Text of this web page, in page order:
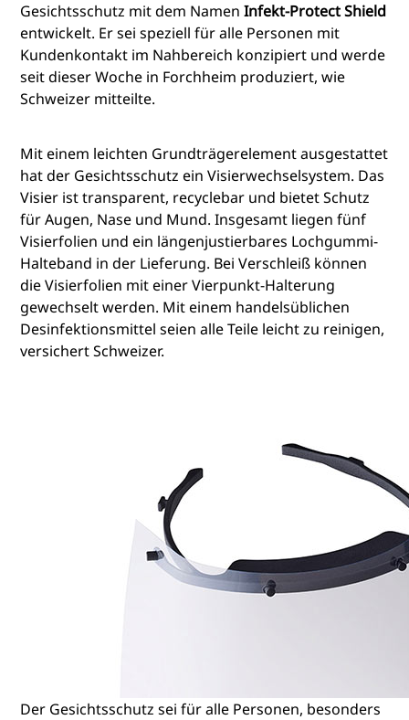
Gesichtsschutz mit dem NamenInfekt-Protect Shield
entwickelt. Er sei speziell für alle Personen mit
Kundenkontakt im Nahbereich konzipiert und werde
seit dieser Woche in Forchheim produziert, wie
Schweizer mitteilte.
Mit einem leichten Grundträgerelement ausgestattet
hat der Gesichtsschutz ein Visierwechselsystem. Das
Visier ist transparent, recyclebar und bietet Schutz
für Augen, Nase und Mund. Insgesamt liegen fünf
Visierfolien und ein längenjustierbares Lochgummi-
Halteband in der Lieferung. Bei Verschleiß können
die Visierfolien mit einer Vierpunkt-Halterung
gewechselt werden. Mit einem handelsüblichen
Desinfektionsmittel seien alle Teile leicht zu reinigen,
versichert Schweizer.
Der Gesichtsschutz sei für alle Personen, besonders